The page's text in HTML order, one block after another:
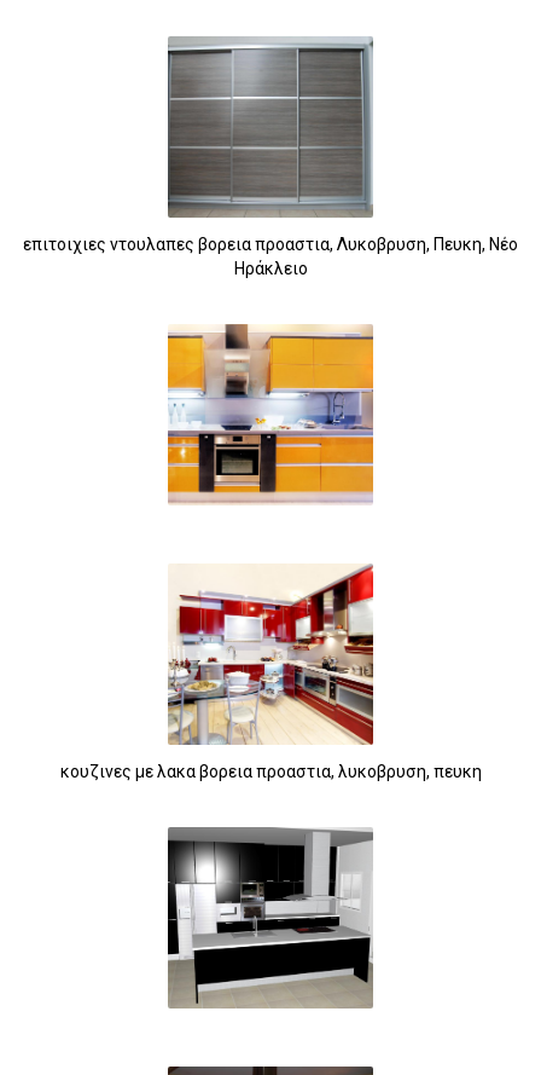
επιτοιχιες ντουλαπες βορεια προαστια, Λυκοβρυση, Πευκη, Νέο
Ηράκλειο
κουζινες με λακα βορεια προαστια, λυκοβρυση, πευκη